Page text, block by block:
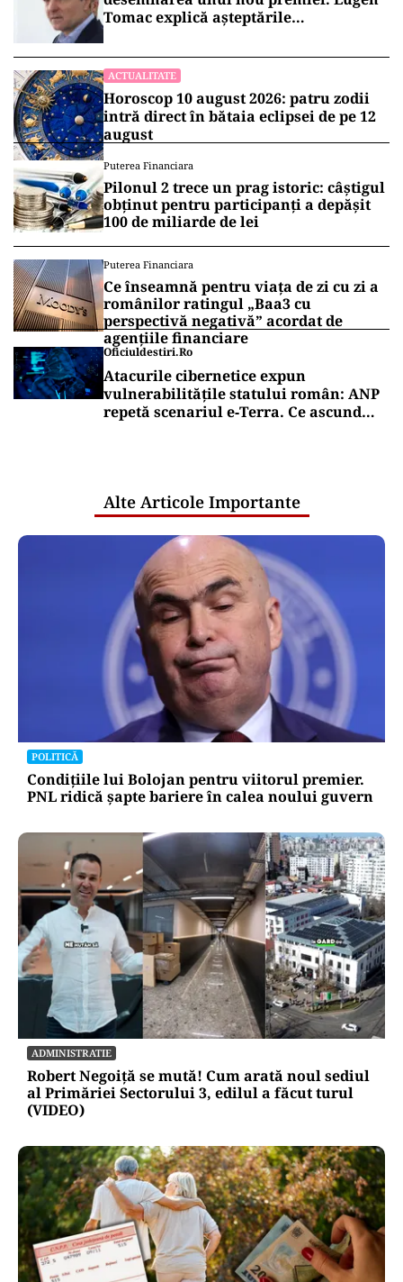
Tomac explică așteptările
ACTUALITATE
Horoscop 10 august 2026: patru zodii
intră direct în bătaia eclipsei de pe 12
august
Puterea Financiara
Pilonul 2 trece un prag istoric: câștigul
obținut pentru participanți a depășit
100 de miliarde de lei
Puterea Financiara
Ce înseamnă pentru viața de zi cu zi a
românilor ratingul „Baa3 cu
perspectivă negativă” acordat de
agențiile financiare
Oficiuldestiri.ro
Atacurile cibernetice expun
vulnerabilitățile statului român: ANP
repetă scenariul e‑Terra. Ce ascund
Alte Articole Importante
POLITICĂ
Condițiile lui Bolojan pentru viitorul premier.
PNL ridică șapte bariere în calea noului guvern
ADMINISTRATIE
Robert Negoiță se mută! Cum arată noul sediul
al Primăriei Sectorului 3, edilul a făcut turul
(VIDEO)